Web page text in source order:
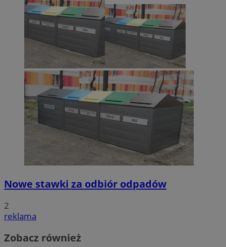
Nowe stawki za odbiór odpadów
2
reklama
Zobacz również